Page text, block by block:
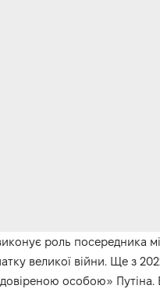
роль посередника
великої війни. Ще з
особою» Путіна.